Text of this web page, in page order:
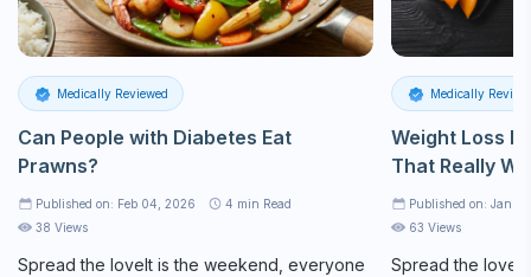
Medically Reviewed
Can People with Diabetes Eat
Prawns?
Published on: Feb 04, 2026 4 min Read
38 Views
Spread the loveIt is the weekend, everyone
Medically
Weight Loss
That Really
Published on: Jan
63 Views
Spread the